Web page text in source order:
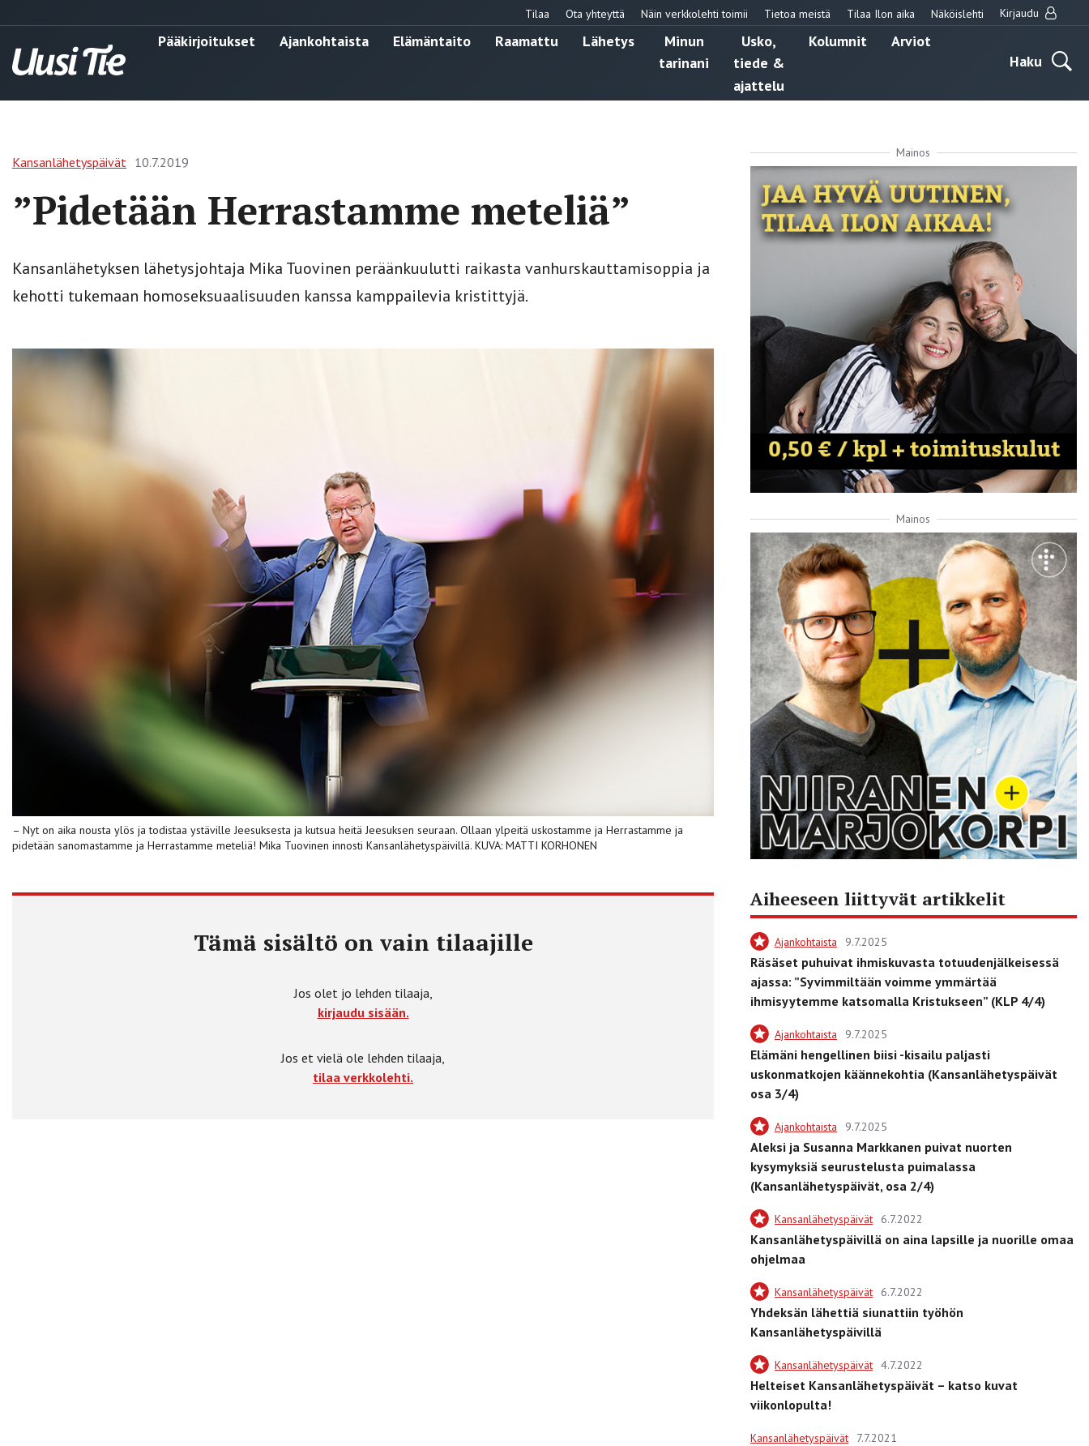
Tilaa Ota yhteyttä Näin verkkolehti toimii Tietoa meistä Tilaa Ilon aika Näköislehti Kirjaudu
Pääkirjoitukset Ajankohtaista Elämäntaito Raamattu Lähetys
Minun
tarinani
Usko,
tiede &
ajattelu
Kolumnit
Arviot
Haku
Kansanlähetyspäivät 10.7.2019
”Pidetään Herrastamme meteliä”
Kansanlähetyksen lähetysjohtaja Mika Tuovinen peräänkuulutti raikasta vanhurskauttamisoppia ja
kehotti tukemaan homoseksuaalisuuden kanssa kamppailevia kristittyjä.
– Nyt on aika nousta ylös ja todistaa ystäville Jeesuksesta ja kutsua heitä Jeesuksen seuraan. Ollaan ylpeitä uskostamme ja Herrastamme ja
pidetään sanomastamme ja Herrastamme meteliä! Mika Tuovinen innosti Kansanlähetyspäivillä. KUVA: MATTI KORHONEN
Tämä sisältö on vain tilaajille
Jos olet jo lehden tilaaja,
kirjaudu sisään.
Jos et vielä ole lehden tilaaja,
tilaa verkkolehti.
Mainos
Mainos
Aiheeseen liittyvät artikkelit
Ajankohtaista 9.7.2025
Räsäset puhuivat ihmiskuvasta totuudenjälkeisessä
ajassa: ”Syvimmiltään voimme ymmärtää
ihmisyytemme katsomalla Kristukseen” (KLP 4/4)
Ajankohtaista 9.7.2025
Elämäni hengellinen biisi -kisailu paljasti
uskonmatkojen käännekohtia (Kansanlähetyspäivät
osa 3/4)
Ajankohtaista 9.7.2025
Aleksi ja Susanna Markkanen puivat nuorten
kysymyksiä seurustelusta puimalassa
(Kansanlähetyspäivät, osa 2/4)
Kansanlähetyspäivät 6.7.2022
Kansanlähetyspäivillä on aina lapsille ja nuorille omaa
ohjelmaa
Kansanlähetyspäivät 6.7.2022
Yhdeksän lähettiä siunattiin työhön
Kansanlähetyspäivillä
Kansanlähetyspäivät 4.7.2022
Helteiset Kansanlähetyspäivät – katso kuvat
viikonlopulta!
Kansanlähetyspäivät 7.7.2021